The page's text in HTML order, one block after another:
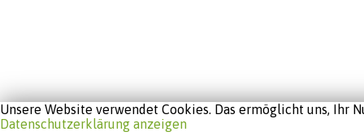
Unsere Website verwendet Cookies. Das ermöglicht uns,
Datenschutzerklärung anzeigen